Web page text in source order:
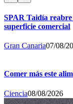
SPAR Taidía
superficie comercial
Gran Canaria07/08/
Comer más este
Ciencia08/08/2026